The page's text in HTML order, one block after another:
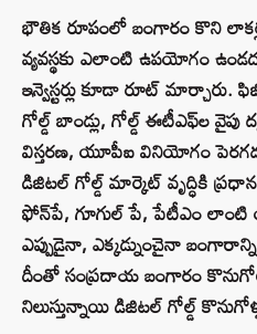
భౌతిక రూపంలో బంగారం కొని
వ్యవస్థకు ఎలాంటి ఉపయోగం
ఇన్వెస్టర్లు కూడా రూట్ మార్చారు.
గోల్డ్ బాండ్లు, గోల్డ్ ఈటీఎఫ్‌ల వైపు
విస్తరణ, యూపీఐ వినియోగం
డిజిటల్ గోల్డ్ మార్కెట్ వృద్ధికి
ఫోన్‌పే, గూగుల్ పే, పేటీఎం
ఎప్పుడైనా, ఎక్కడ్నుంచైనా
దీంతో సంప్రదాయ బంగారం
నిలుస్తున్నాయి డిజిటల్ గోల్డ్